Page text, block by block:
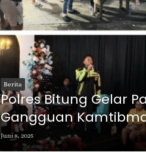
Berita
Polres Bitung Gelar
Gangguan
Juni 8, 2025